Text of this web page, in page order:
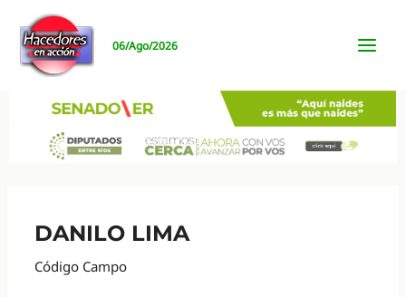
contenido
06/Ago/2026
DANILO LIMA
Código Campo